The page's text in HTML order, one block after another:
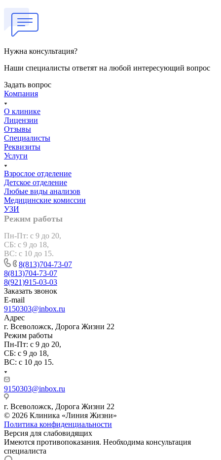
Нужна консультация?
Наши специалисты ответят на любой интересующий вопрос
Задать вопрос
Компания
О клинике
Лицензии
Отзывы
Специалисты
Реквизиты
Услуги
Взрослое отделение
Детское отделение
Любые виды анализов
Медицинские комиссии
УЗИ
Режим работы
Пн-Пт: с 9 до 20,
СБ: с 9 до 18,
ВС: с 10 до 15.
8(813)704-73-07
8(813)704-73-07
8(921)915-03-03
Заказать звонок
E-mail
9150303@inbox.ru
Адрес
г. Всеволожск, Дорога Жизни 22
Режим работы
Пн-Пт: с 9 до 20,
СБ: с 9 до 18,
ВС: с 10 до 15.
9150303@inbox.ru
г. Всеволожск, Дорога Жизни 22
© 2026 Клиника «Линия Жизни»
Политика конфиденциальности
Версия для слабовидящих
Имеются противопоказания. Необходима консультация
специалиста